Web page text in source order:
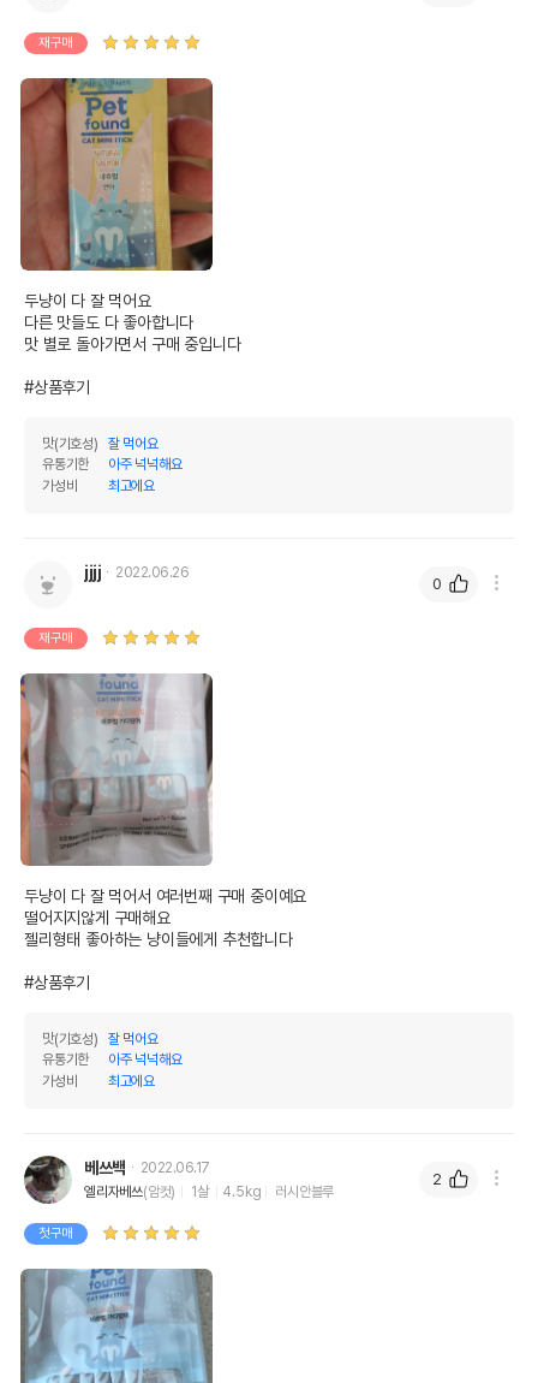
조지방
조회분
칼슘
오메가3
오메가6
수분
탄수화물
기타성분
원료구성
소포장 단위 7g x 8개
제품 타입 파우치
권장 연령 생후 3개월 이상
* 브랜드사에서 제공한 정보로 모든 책임은 브랜드사에 있습니다.
* 해당 정보는 브랜드사 사정에 의해 일부 변경될 수 있습니다.
재구매
두냥이 다 잘 먹어요
다른 맛들도 다 좋아합니다
맛 별로 돌아가면서 구매 중입니다
#상품후기
맛(기호성)
잘 먹어요
유통기한
아주 넉넉해요
가성비
최고에요
jjjj 2022.06.26
재구매
두냥이 다 잘 먹어서 여러번째 구매 중이예요
떨어지지않게 구매해요
젤리형태 좋아하는 냥이들에게 추천합니다
#상품후기
맛(기호성)
잘 먹어요
유통기한
아주 넉넉해요
가성비
최고에요
0
베쓰백
2022.06.17
엘리자베쓰(암컷) 1살 4.5kg 러시안블루
첫구매
2